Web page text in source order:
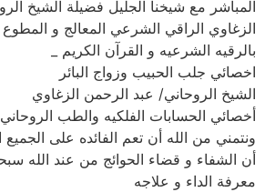
المباشر مع شيخنا الجليل فضيلة الشيخ
الزغاوي الراقي الشرعي المعالج و المطوع
بالرقيه الشرعيه و القرآن الكريم _
اخصائي جلب الحبيب وزواج البائر
الشيخ الروحاني/ عبد الرحمن الزغاوي
أخصائي الحسابات الفلكيه والطب الروحاني
ونتمني من الله أن تعم الفائده على الجميع
أن الشفاء و قضاء الحوائج من عند الله
معرفة الداء و علاجه